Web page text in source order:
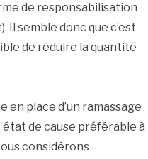
de responsabilisation
Il semble donc que c’est
de réduire la quantité
en place d’un ramassage
de cause préférable à
considérons